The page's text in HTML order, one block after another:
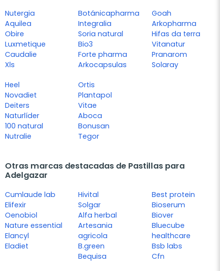
Nutergia
Aquilea
Obire
Luxmetique
Caudalie
Xls
Botánicapharma
Integralia
Soria natural
Bio3
Forte pharma
Arkocapsulas
Goah
Arkopharma
Hifas da terra
Vitanatur
Pranarom
Solaray
Heel
Novadiet
Deiters
Naturlíder
100 natural
Nutralie
Ortis
Plantapol
Vitae
Aboca
Bonusan
Tegor
Otras marcas destacadas de Pastillas para
Adelgazar
Cumlaude lab
Elifexir
Oenobiol
Nature essential
Elancyl
Eladiet
Hivital
Solgar
Alfa herbal
Artesania
agricola
B.green
Bequisa
Best protein
Bioserum
Biover
Bluecube
healthcare
Bsb labs
Cfn